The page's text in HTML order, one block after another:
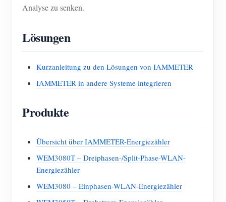
Analyse zu senken.
Lösungen
Kurzanleitung zu den Lösungen von IAMMETER
IAMMETER in andere Systeme integrieren
Produkte
Übersicht über IAMMETER-Energiezähler
WEM3080T – Dreiphasen-/Split-Phase-WLAN-
Energiezähler
WEM3080 – Einphasen-WLAN-Energiezähler